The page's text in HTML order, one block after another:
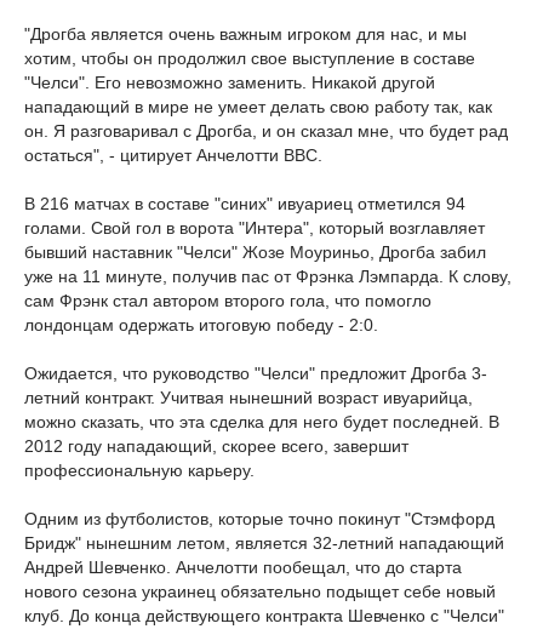
"Дрогба является очень важным игроком для нас, и мы
хотим, чтобы он продолжил свое выступление в составе
"Челси". Его невозможно заменить. Никакой другой
нападающий в мире не умеет делать свою работу так, как
он. Я разговаривал с Дрогба, и он сказал мне, что будет рад
остаться", - цитирует Анчелотти BBC.
В 216 матчах в составе "синих" ивуариец отметился 94
голами. Свой гол в ворота "Интера", который возглавляет
бывший наставник "Челси" Жозе Моуриньо, Дрогба забил
уже на 11 минуте, получив пас от Фрэнка Лэмпарда. К слову,
сам Фрэнк стал автором второго гола, что помогло
лондонцам одержать итоговую победу - 2:0.
Ожидается, что руководство "Челси" предложит Дрогба 3-
летний контракт. Учитвая нынешний возраст ивуарийца,
можно сказать, что эта сделка для него будет последней. В
2012 году нападающий, скорее всего, завершит
профессиональную карьеру.
Одним из футболистов, которые точно покинут "Стэмфорд
Бридж" нынешним летом, является 32-летний нападающий
Андрей Шевченко. Анчелотти пообещал, что до старта
нового сезона украинец обязательно подыщет себе новый
клуб. До конца действующего контракта Шевченко с "Челси"